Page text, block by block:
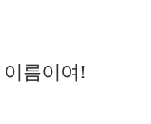
름이여!